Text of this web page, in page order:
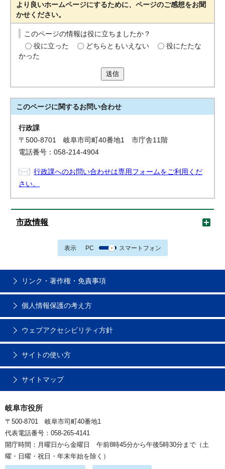
より良いホームページにするために、ページのご感想をお聞
かせください。
このページの情報は役に立ちましたか？
役に立った
どちらともいえない
役にたたな
かった
送信
このページに関するお問い合わせ
行政課
〒500-8701 岐阜市司町40番地1 市庁舎11階
電話番号：058-214-4904
行政課へのお問い合わせは専用フォームをご利用くだ
さい。
市政情報
表示 PC スマートフォン
リンク・著作権・免責事項
個人情報保護の考え方
ウェブアクセシビリティ方針
サイトの使い方
サイトマップ
岐阜市役所
〒500-8701 岐阜市司町40番地1
代表電話番号：058-265-4141
開庁時間：月曜日から金曜日 午前8時45分から午後5時30分まで（土
曜・日曜・祝日・年末年始を除く）